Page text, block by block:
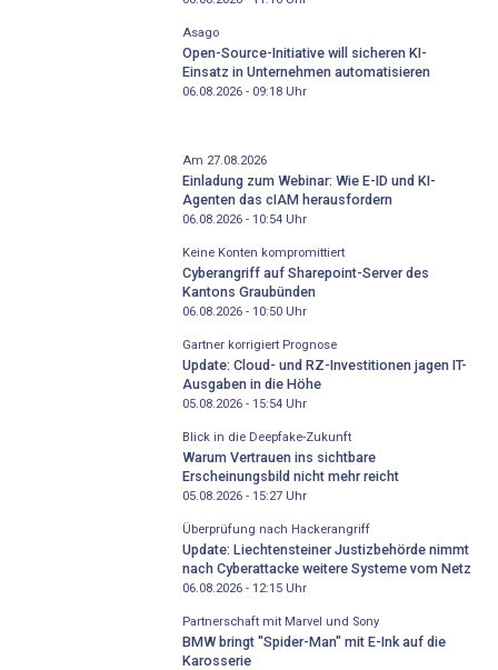
Asago
Open-Source-Initiative will sicheren KI-
Einsatz in Unternehmen automatisieren
06.08.2026 - 09:18Uhr
Am 27.08.2026
Einladung zum Webinar: Wie E-ID und KI-
Agenten das cIAM herausfordern
06.08.2026 - 10:54Uhr
Keine Konten kompromittiert
Cyberangriff auf Sharepoint-Server des
Kantons Graubünden
06.08.2026 - 10:50Uhr
Gartner korrigiert Prognose
Update: Cloud- und RZ-Investitionen jagen IT-
Ausgaben in die Höhe
05.08.2026 - 15:54Uhr
Blick in die Deepfake-Zukunft
Warum Vertrauen ins sichtbare
Erscheinungsbild nicht mehr reicht
05.08.2026 - 15:27Uhr
Überprüfung nach Hackerangriff
Update: Liechtensteiner Justizbehörde nimmt
nach Cyberattacke weitere Systeme vom Netz
06.08.2026 - 12:15Uhr
Partnerschaft mit Marvel und Sony
BMW bringt "Spider-Man" mit E-Ink auf die
Karosserie